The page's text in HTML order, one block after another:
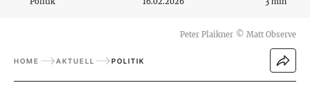
Peter Plaikner © Matt Observe
HOME AKTUELL POLITIK